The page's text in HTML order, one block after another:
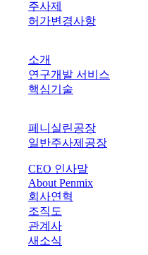
주사제
허가변경사항
소개
연구개발 서비스
핵심기술
페니실린공장
일반주사제공장
CEO 인사말
About Penmix
회사연혁
조직도
관계사
새소식